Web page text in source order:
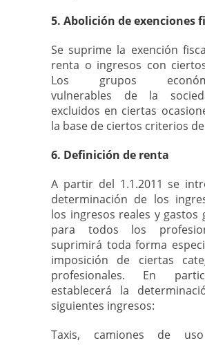
5. Abolición de exenciones
Se suprime la exención
renta o ingresos con
Los grupos
vulnerables de la
excluidos en ciertas
la base de ciertos criterios
6. Definición de renta
A partir del 1.1.2011 se
determinación de los
los ingresos reales y gastos
para todos los
suprimirá toda forma
imposición de ciertas
profesionales. En
establecerá la
siguientes ingresos:
Taxis, camiones de